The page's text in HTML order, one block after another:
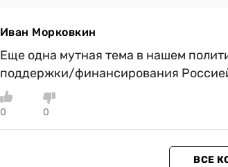
Иван Морковкин
Еще одна мутная тема в нашем
поддержки/финансирования
0 0
ВСЕ